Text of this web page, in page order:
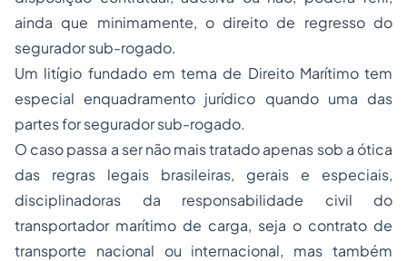
ainda que minimamente, o direito de regresso do
segurador sub-rogado.
Um litígio fundado em tema de Direito Marítimo tem
especial enquadramento jurídico quando uma das
partes for segurador sub-rogado.
O caso passa a ser não mais tratado apenas sob a ótica
das regras legais brasileiras, gerais e especiais,
disciplinadoras da responsabilidade civil do
transportador marítimo de carga, seja o contrato de
transporte nacional ou internacional, mas também